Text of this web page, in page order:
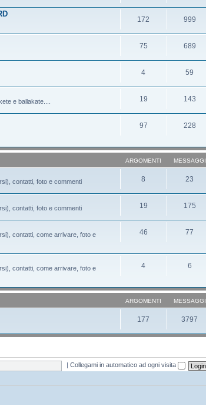
172 999
75 689
4 59
e ballakate....
19 143
97 228
ARGOMENTI MESSAGGI
contatti, foto e commenti
8 23
contatti, foto e commenti
19 175
contatti, come arrivare, foto e
46 77
contatti, come arrivare, foto e
4 6
ARGOMENTI MESSAGGI
177 3797
Collegami in automatico ad ogni visita